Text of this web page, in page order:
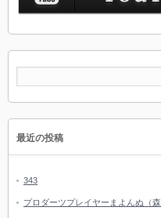
最近の投稿
343
プロダーツプレイヤーまよんぬ（